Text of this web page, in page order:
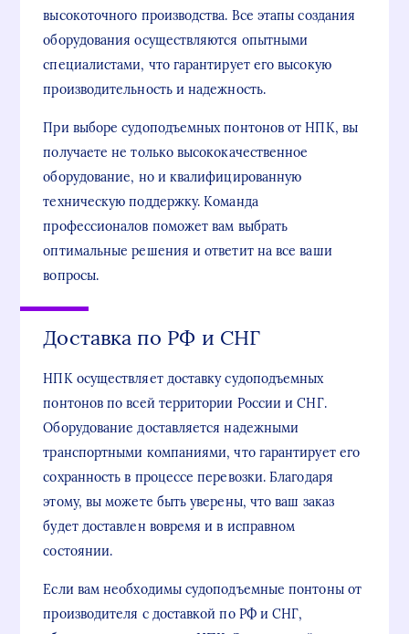
высокоточного производства. Все этапы создания
оборудования осуществляются опытными
специалистами, что гарантирует его высокую
производительность и надежность.
При выборе судоподъемных понтонов от НПК, вы
получаете не только высококачественное
оборудование, но и квалифицированную
техническую поддержку. Команда
профессионалов поможет вам выбрать
оптимальные решения и ответит на все ваши
вопросы.
Доставка по РФ и СНГ
НПК осуществляет доставку судоподъемных
понтонов по всей территории России и СНГ.
Оборудование доставляется надежными
транспортными компаниями, что гарантирует его
сохранность в процессе перевозки. Благодаря
этому, вы можете быть уверены, что ваш заказ
будет доставлен вовремя и в исправном
состоянии.
Если вам необходимы судоподъемные понтоны от
производителя с доставкой по РФ и СНГ,